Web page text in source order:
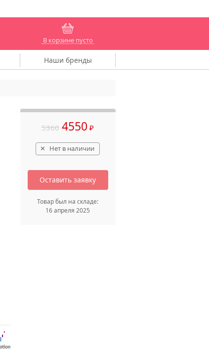
В корзине пусто
Наши бренды
5360 4550 ₽
Нет в наличии
Оставить заявку
Товар был на складе:
16 апреля 2025